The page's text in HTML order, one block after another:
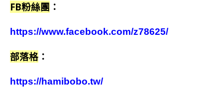
FB粉絲團 ：
https://www.facebook.com/z78625/
部落格 ：
https://hamibobo.tw/